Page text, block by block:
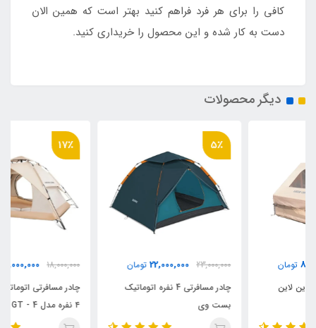
کافی را برای هر فرد فراهم کنید بهتر است که همین الان
دست به کار شده و این محصول را خریداری کنید.
دیگر محصولات
23,000,000
22,000,000 تومان
چادر مسافرتی 4 نفره اتوماتیک
18,000,000
15,000,000 تومان
چادر مسافرتی اتوماتیک گرین لاین